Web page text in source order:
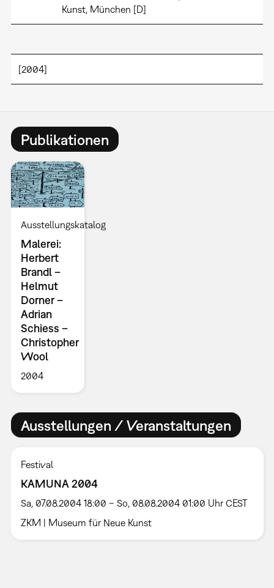
Kunst, München [D]
[2004]
Publikationen
Ausstellungskatalog
Malerei:
Herbert
Brandl –
Helmut
Dorner –
Adrian
Schiess –
Christopher
Wool
2004
Ausstellungen / Veranstaltungen
Festival
KAMUNA 2004
Sa, 07.08.2004 18:00 – So, 08.08.2004 01:00 Uhr CEST
ZKM | Museum für Neue Kunst